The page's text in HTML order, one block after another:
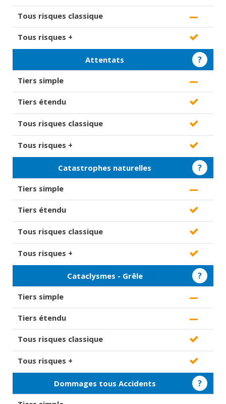
Attentats ?
Catastrophes naturelles ?
Cataclysmes - Grêle ?
Dommages tous Accidents ?